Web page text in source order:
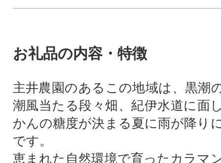
お礼品の内容・特徴
主井農園のあるこの地域は、黒潮
潮風当たる段々畑、紀伊水道に面
かんの糖度が決まる夏に雨が降り
です。
恵まれた自然環境で育ったカラマ